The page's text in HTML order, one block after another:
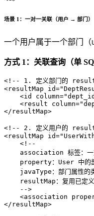
场景 1：一对一关联（用户 → 部门）
一个用户属于一个部门（
方式 1：关联查询（单
<!-- 1. 定义部门的
<resultMap id=
<id column=
<result column=
</ resultMap>
<!-- 2. 定义用户的
<resultMap id=
<!--
association 标签：一
property：User 中的
javaType：部门属性的
resultMap：复用已定
    -->
<association
</ resultMap>